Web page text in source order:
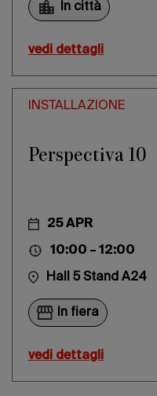
In città
vedi dettagli
INSTALLAZIONE
Perspectiva 10
25 APR
10:00 – 12:00
Hall 5 Stand A24
In fiera
vedi dettagli